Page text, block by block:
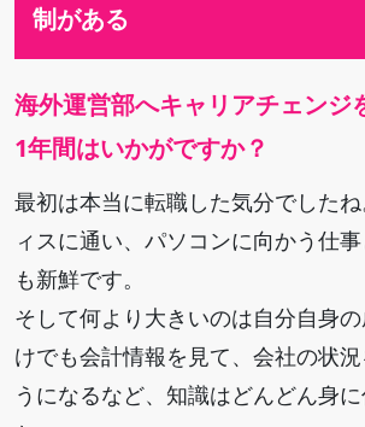
制がある
海外運営部へキャリアチェンジ
1年間はいかがですか？
最初は本当に転職した気分でした
ィスに通い、パソコンに向かう仕
も新鮮です。
そして何より大きいのは自分自身
けでも会計情報を見て、会社の状
うになるなど、知識はどんどん身